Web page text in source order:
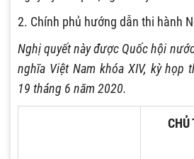
2. Chính phủ hướng dẫn thi hành
Nghị quyết này được Quốc hội
nghĩa Việt Nam khóa XIV, kỳ họp
19 tháng 6 năm 2020.
CHỦ